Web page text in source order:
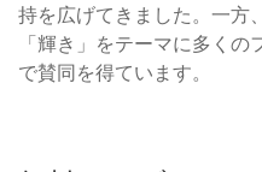
持を広げてきました。一方
「輝き」をテーマに多く
で賛同を得ています。